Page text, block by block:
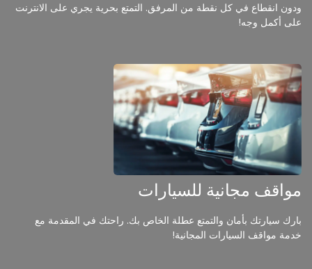
ودون انقطاع في كل نقطة من المرفق. التمتع بحرية يجري على الانترنت
على أكمل وجه!
مواقف مجانية للسيارات
بارك سيارتك بأمان والتمتع عطلة الخاص بك. راحتك في المقدمة مع
خدمة مواقف السيارات المجانية!